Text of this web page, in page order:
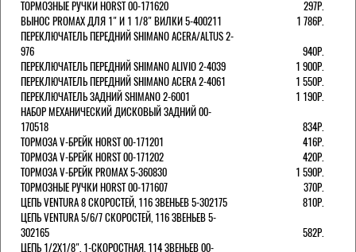
ТОРМОЗНЫЕ РУЧКИ HORST 00-171620
297Р.
ВЫНОС PROMAX ДЛЯ 1" И 1 1/8" ВИЛКИ 5-400211
1 786Р.
ПЕРЕКЛЮЧАТЕЛЬ ПЕРЕДНИЙ SHIMANO ACERA/ALTUS 2-
976
940Р.
ПЕРЕКЛЮЧАТЕЛЬ ПЕРЕДНИЙ SHIMANO ALIVIO 2-4039
1 900Р.
ПЕРЕКЛЮЧАТЕЛЬ ПЕРЕДНИЙ SHIMANO ACERA 2-4061
1 550Р.
ПЕРЕКЛЮЧАТЕЛЬ ЗАДНИЙ SHIMANO 2-6001
1 190Р.
НАБОР МЕХАНИЧЕСКИЙ ДИСКОВЫЙ ЗАДНИЙ 00-
170518
834Р.
ТОРМОЗА V-БРЕЙК HORST 00-171201
416Р.
ТОРМОЗА V-БРЕЙК HORST 00-171202
420Р.
ТОРМОЗА V-БРЕЙК PROMAX 5-360830
1 590Р.
ТОРМОЗНЫЕ РУЧКИ HORST 00-171607
370Р.
ЦЕПЬ VENTURA 8 СКОРОСТЕЙ, 116 ЗВЕНЬЕВ 5-302175
810Р.
ЦЕПЬ VENTURA 5/6/7 СКОРОСТЕЙ, 116 ЗВЕНЬЕВ 5-
302165
582Р.
ЦЕПЬ 1/2Х1/8", 1-СКОРОСТНАЯ, 114 ЗВЕНЬЕВ 00-